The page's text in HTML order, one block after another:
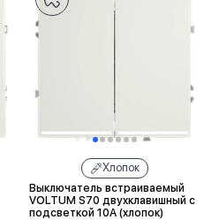
Хлопок
Выключатель встраиваемый
VOLTUM S70 двухклавишный с
подсветкой 10А (хлопок)